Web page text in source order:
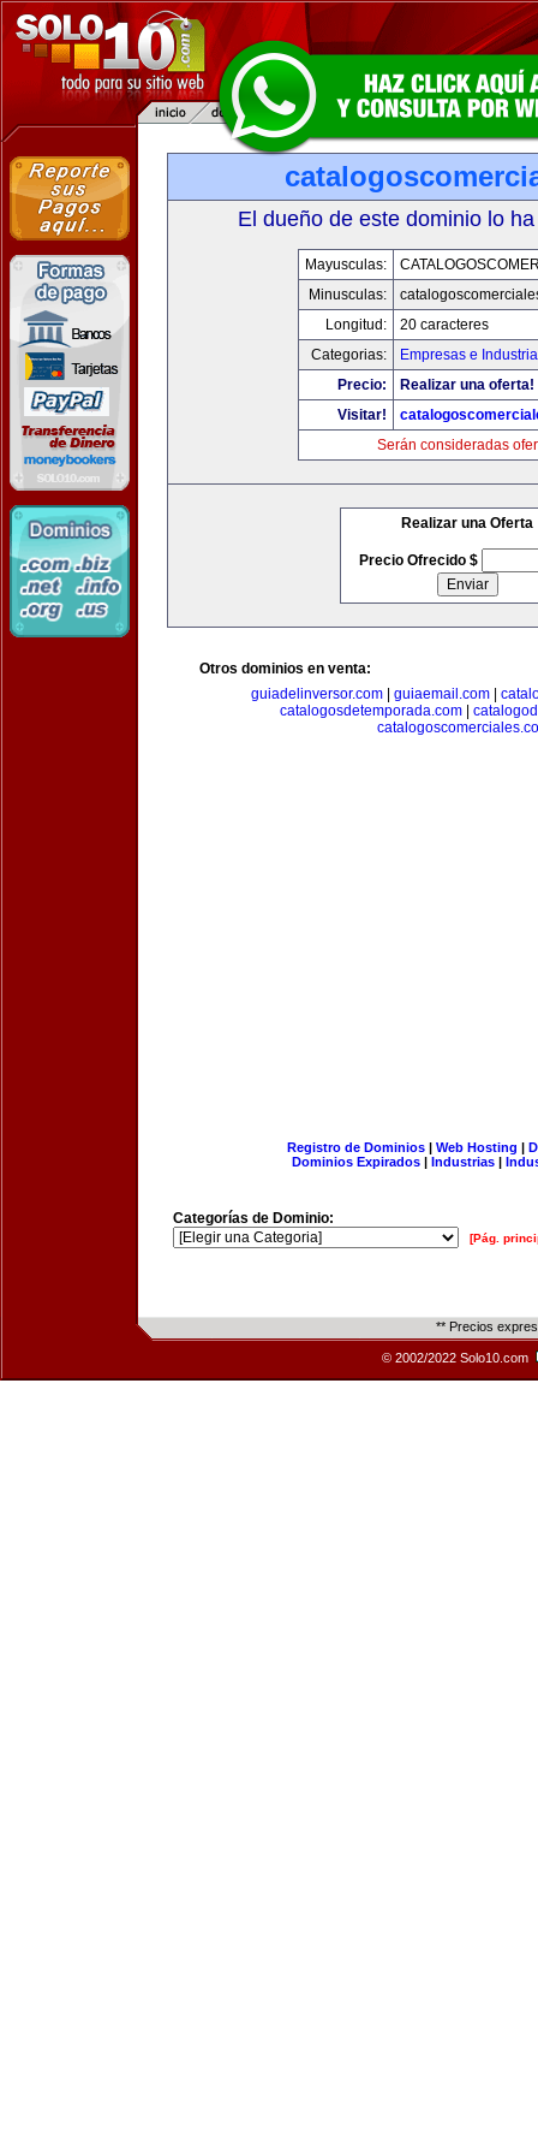
El dueño de este dominio lo
Mayusculas:
Minusculas:
Longitud:
20 caracteres
Categorias:
Empresas e
Precio:
Realizar una oferta!
Visitar!
Serán consideradas
Realizar una Oferta
Precio Ofrecido $
Otros dominios en venta:
guiadelinversor.com| guiaemail.com|
catalogosdetemporada.com|
Registro de Dominios| Web Hosting |
Dominios Expirados | Industrias |
Categorías de Dominio:
[Pág.
** Precios
© 2002/2022 Solo10.com